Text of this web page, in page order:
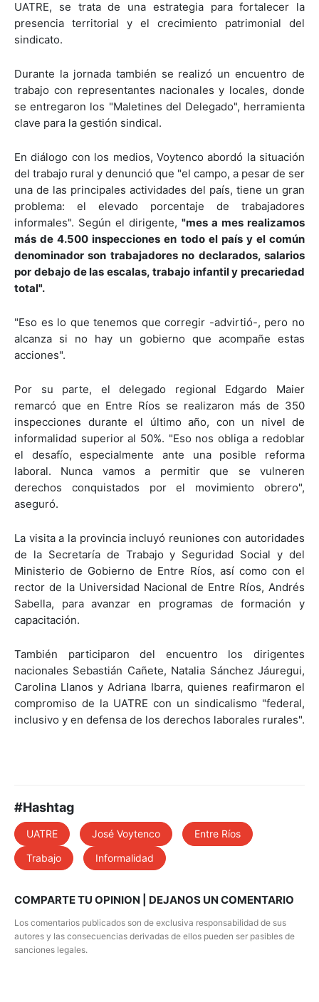
sindicato.
trabajo con representantes nacionales y locales, donde
se entregaron los "Maletines del Delegado", herramienta
clave para la gestión sindical.
En diálogo con los medios, Voytenco abordó la situación
del trabajo rural y denunció que "el campo, a pesar de ser
una de las principales actividades del país, tiene un gran
problema: el elevado porcentaje de trabajadores
informales". Según el dirigente, "mes a mes realizamos
más de 4.500 inspecciones en todo el país y el común
denominador son trabajadores no declarados, salarios
por debajo de las escalas, trabajo infantil y precariedad
total".
alcanza si no hay un gobierno que acompañe estas
acciones".
remarcó que en Entre Ríos se realizaron más de 350
inspecciones durante el último año, con un nivel de
informalidad superior al 50%. "Eso nos obliga a redoblar
el desafío, especialmente ante una posible reforma
laboral. Nunca vamos a permitir que se vulneren
derechos conquistados por el movimiento obrero",
aseguró.
La visita a la provincia incluyó reuniones con autoridades
de la Secretaría de Trabajo y Seguridad Social y del
Ministerio de Gobierno de Entre Ríos, así como con el
rector de la Universidad Nacional de Entre Ríos, Andrés
Sabella, para avanzar en programas de formación y
capacitación.
También participaron del encuentro los dirigentes
nacionales Sebastián Cañete, Natalia Sánchez Jáuregui,
Carolina Llanos y Adriana Ibarra, quienes reafirmaron el
compromiso de la UATRE con un sindicalismo "federal,
inclusivo y en defensa de los derechos laborales rurales".
UATRE
Trabajo
Informalidad
Los comentarios publicados son de exclusiva responsabilidad de sus
sanciones legales.